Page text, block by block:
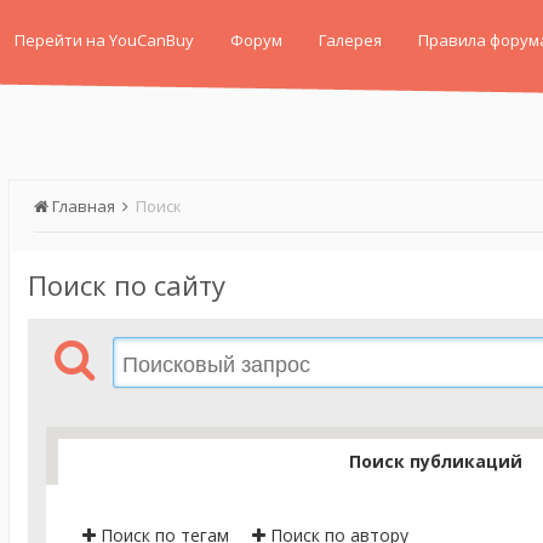
Перейти на YouCanBuy Форум Галерея Правила
Главная Поиск
Поиск по сайту
Поиск публикаций
Поиск по тегам Поиск по автору